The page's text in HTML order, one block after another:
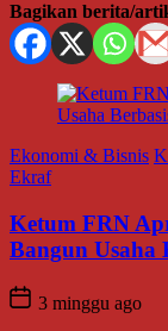
Bagikan berita/
Ekonomi & Bisnis
Ekraf
Ketum FRN
Bangun Usaha
3 minggu ago